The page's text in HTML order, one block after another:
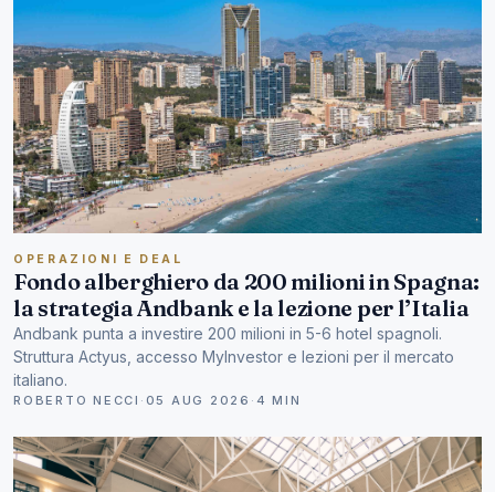
OPERAZIONI E DEAL
Fondo alberghiero da 200 milioni in Spagna:
la strategia Andbank e la lezione per l’Italia
Andbank punta a investire 200 milioni in 5-6 hotel spagnoli.
Struttura Actyus, accesso MyInvestor e lezioni per il mercato
italiano.
ROBERTO NECCI · 05 AUG 2026 · 4 MIN